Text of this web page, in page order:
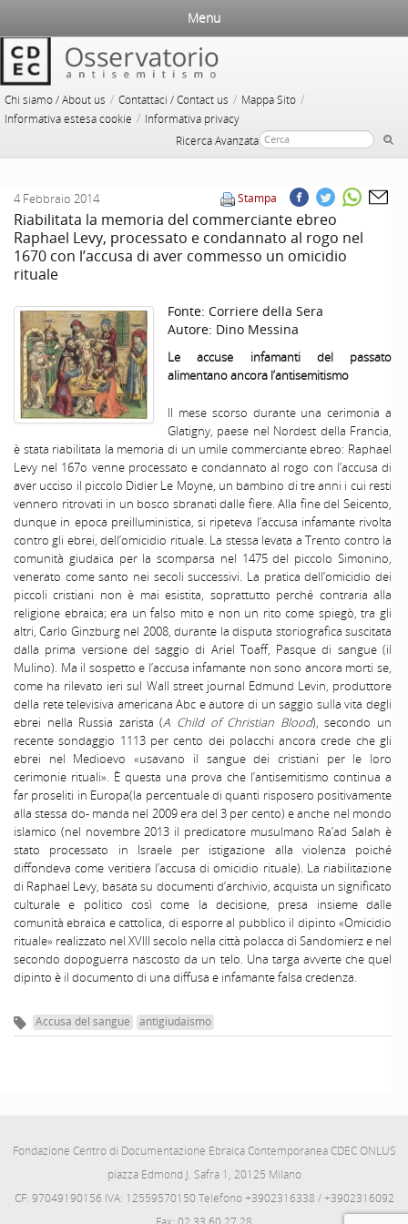
Chi siamo / About us / Contattaci / Contact us / Mappa Sito /
Informativa estesa cookie / Informativa privacy
Ricerca Avanzata
Menu
Stampa
4 Febbraio 2014
Riabilitata la memoria del commerciante ebreo
Raphael Levy, processato e condannato al rogo nel
1670 con l’accusa di aver commesso un omicidio
rituale
Fonte: Corriere della Sera
Autore: Dino Messina
Le accuse infamanti del passato
alimentano ancora l’antisemitismo
II mese scorso durante una cerimonia a
Glatigny, paese nel Nordest della Francia,
è stata riabilitata la memoria di un umile commerciante ebreo: Raphael
Levy nel 167o venne processato e condannato al rogo con l’accusa di
aver ucciso il piccolo Didier Le Moyne, un bambino di tre anni i cui resti
vennero ritrovati in un bosco sbranati dalle fiere. Alla fine del Seicento,
dunque in epoca preilluministica, si ripeteva l’accusa infamante rivolta
contro gli ebrei, dell’omicidio rituale. La stessa levata a Trento contro la
comunità giudaica per la scomparsa nel 1475 del piccolo Simonino,
venerato come santo nei secoli successivi. La pratica dell’omicidio dei
piccoli cristiani non è mai esistita, soprattutto perché contraria alla
religione ebraica; era un falso mito e non un rito come spiegò, tra gli
altri, Carlo Ginzburg nel 2008, durante la disputa storiografica suscitata
dalla prima versione del saggio di Ariel Toaff, Pasque di sangue (il
Mulino). Ma il sospetto e l’accusa infamante non sono ancora morti se,
come ha rilevato ieri sul Wall street journal Edmund Levin, produttore
della rete televisiva americana Abc e autore di un saggio sulla vita degli
ebrei nella Russia zarista (A Child of Christian Blood), secondo un
recente sondaggio 1113 per cento dei polacchi ancora crede che gli
ebrei nel Medioevo «usavano il sangue dei cristiani per le loro
cerimonie rituali». È questa una prova che l’antisemitismo continua a
far proseliti in Europa(la percentuale di quanti risposero positivamente
alla stessa do- manda nel 2009 era del 3 per cento) e anche nel mondo
islamico (nel novembre 2013 il predicatore musulmano Ra’ad Salah è
stato processato in Israele per istigazione alla violenza poiché
diffondeva come veritiera l’accusa di omicidio rituale). La riabilitazione
di Raphael Levy, basata su documenti d’archivio, acquista un significato
culturale e politico così come la decisione, presa insieme dalle
comunità ebraica e cattolica, di esporre al pubblico il dipinto «Omicidio
rituale» realizzato nel XVIII secolo nella città polacca di Sandomierz e nel
secondo dopoguerra nascosto da un telo. Una targa avverte che quel
dipinto è il documento di una diffusa e infamante falsa credenza.
Accusa del sangue antigiudaismo
Fondazione Centro di Documentazione Ebraica Contemporanea CDEC ONLUS
piazza Edmond J. Safra 1, 20125 Milano
CF: 97049190156 IVA: 12559570150 Telefono +3902316338 / +3902316092